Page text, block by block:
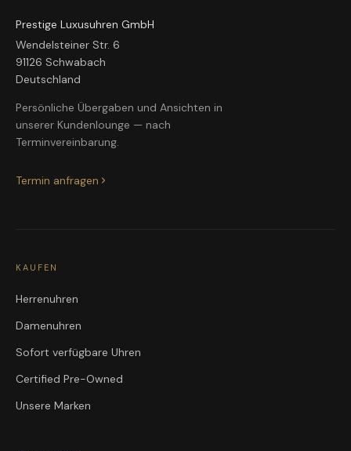
Prestige Luxusuhren GmbH
Wendelsteiner Str. 6
91126 Schwabach
Deutschland
Persönliche Übergaben und Ansichten in
unserer Kundenlounge — nach
Terminvereinbarung.
Termin anfragen
KAUFEN
Herrenuhren
Damenuhren
Sofort verfügbare Uhren
Certified Pre-Owned
Unsere Marken